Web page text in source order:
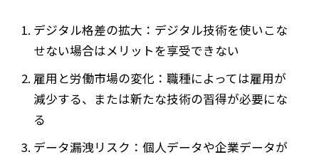
デジタル格差の拡大：デジタル技術を使いこな
せない場合はメリットを享受できない
雇用と労働市場の変化：職種によっては雇用が
減少する、または新たな技術の習得が必要にな
る
データ漏洩リスク：個人データや企業データが